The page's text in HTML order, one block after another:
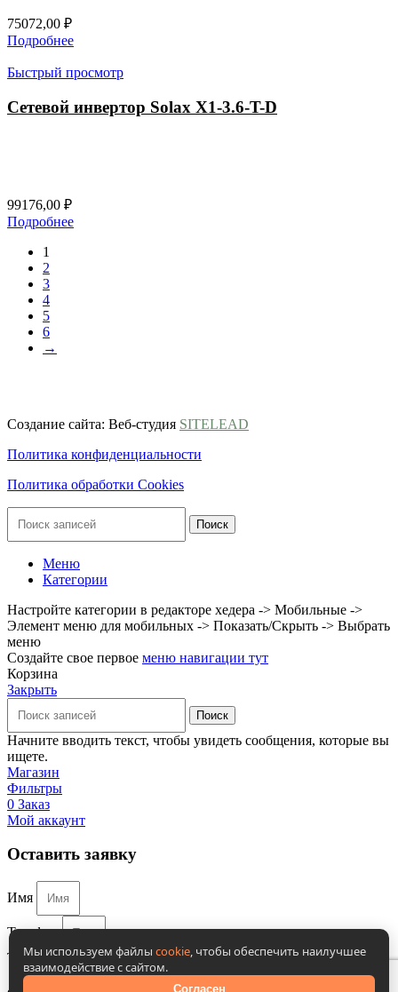
75072,00 ₽
Подробнее
Быстрый просмотр
Сетевой инвертор Solax X1-3.6-T-D
99176,00 ₽
Подробнее
1
2
3
4
5
6
→
Создание сайта: Веб-студия SITELEAD
Политика конфиденциальности
Политика обработки Cookies
Поиск
Меню
Категории
Настройте категории в редакторе хедера -> Мобильные ->
Элемент меню для мобильных -> Показать/Скрыть -> Выбрать
меню
Создайте свое первое меню навигации тут
Корзина
Закрыть
Поиск
Начните вводить текст, чтобы увидеть сообщения, которые вы
ищете.
Магазин
Фильтры
0 Заказ
Мой аккаунт
Оставить заявку
Имя
Телефон
Телефон
Согласен на обработку персональных данных в
Мы используем файлы cookie, чтобы обеспечить наилучшее
взаимодействие с сайтом.
Согласен